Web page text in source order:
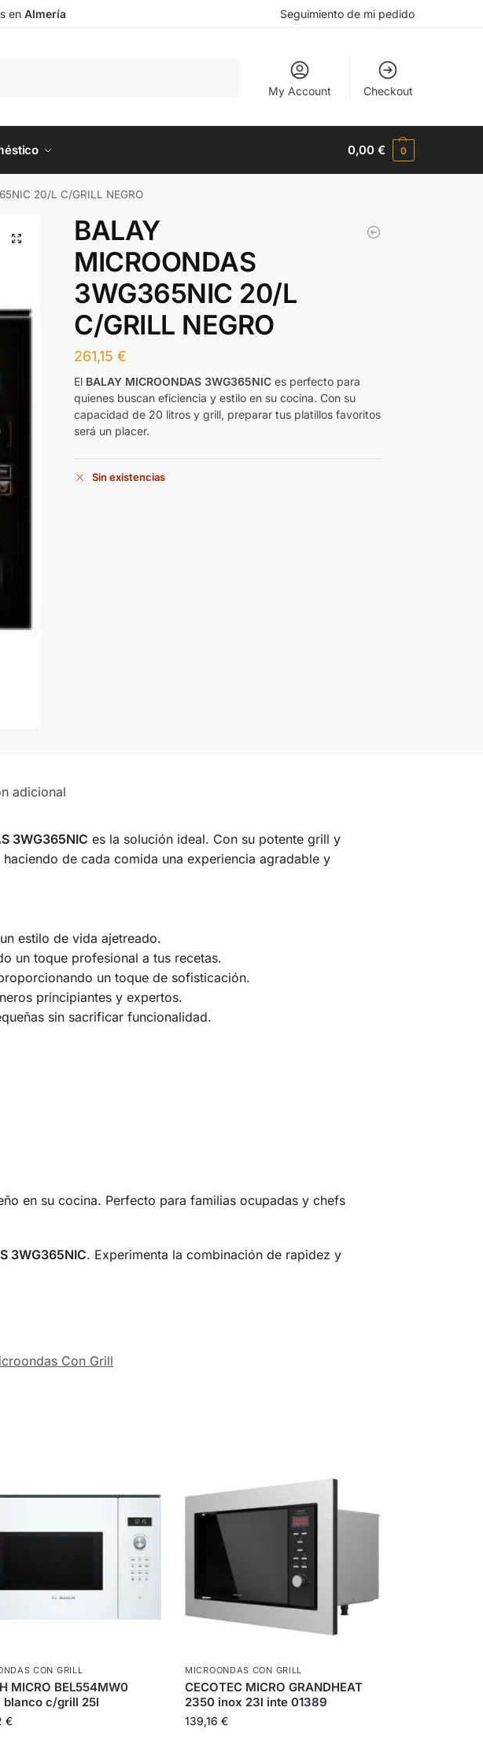
en Almería Seguimiento de mi pedido
My Account Checkout
0,00€ 0
20/L C/GRILL NEGRO
BALAY
MICROONDAS
3WG365NIC 20/L
C/GRILL NEGRO
261,15€
El BALAY MICROONDAS 3WG365NIC es perfecto para
quienes buscan eficiencia y estilo en su cocina. Con su
capacidad de 20 litros y grill, preparar tus platillos favoritos
será un placer.
Sin existencias
adicional
3WG365NIC es la solución ideal. Con su potente grill y
de cada comida una experiencia agradable y
estilo de vida ajetreado.
un toque profesional a tus recetas.
un toque de sofisticación.
principiantes y expertos.
sin sacrificar funcionalidad.
en su cocina. Perfecto para familias ocupadas y chefs
3WG365NIC. Experimenta la combinación de rapidez y
Con Grill
CON GRILL
MICRO BEL554MW0
blanco c/grill 25l
€
MICROONDAS CON GRILL
CECOTEC MICRO GRANDHEAT
2350 inox 23l inte 01389
139,16€